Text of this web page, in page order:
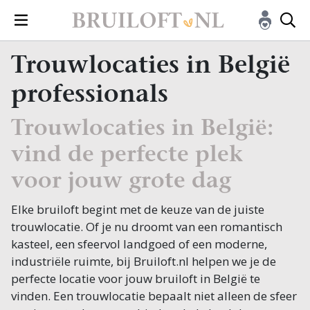
Trouwlocaties in België
professionals
Trouwlocaties in België:
vind de perfecte plek
voor jouw grote dag
Elke bruiloft begint met de keuze van de juiste
trouwlocatie. Of je nu droomt van een romantisch
kasteel, een sfeervol landgoed of een moderne,
industriële ruimte, bij Bruiloft.nl helpen we je de
perfecte locatie voor jouw bruiloft in België te
vinden. Een trouwlocatie bepaalt niet alleen de sfeer